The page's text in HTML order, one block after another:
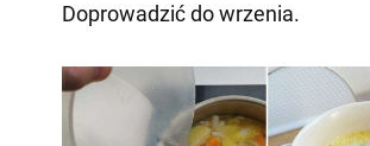
Doprowadzić do wrzenia.